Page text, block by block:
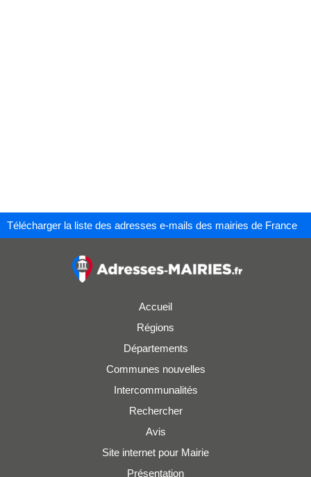
Télécharger la liste des adresses e-mails des mairies de France
Accueil
Régions
Départements
Communes nouvelles
Intercommunalités
Rechercher
Avis
Site internet pour Mairie
Présentation